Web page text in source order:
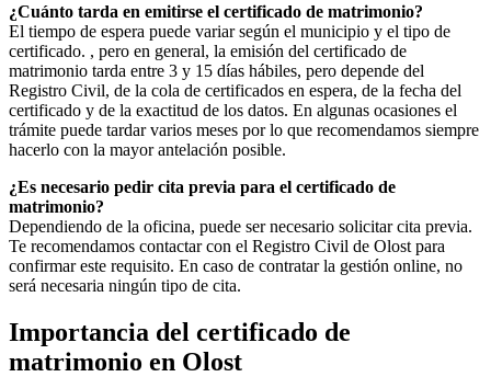
¿Cuánto tarda en emitirse el certificado de matrimonio?
El tiempo de espera puede variar según el municipio y el tipo de
certificado. , pero en general, la emisión del certificado de
matrimonio tarda entre 3 y 15 días hábiles, pero depende del
Registro Civil, de la cola de certificados en espera, de la fecha del
certificado y de la exactitud de los datos. En algunas ocasiones el
trámite puede tardar varios meses por lo que recomendamos siempre
hacerlo con la mayor antelación posible.
¿Es necesario pedir cita previa para el certificado de
matrimonio?
Dependiendo de la oficina, puede ser necesario solicitar cita previa.
Te recomendamos contactar con el Registro Civil de Olost para
confirmar este requisito. En caso de contratar la gestión online, no
será necesaria ningún tipo de cita.
Importancia del certificado de
matrimonio en Olost